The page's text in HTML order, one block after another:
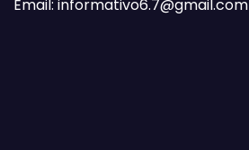
Email: informativo6.7@gmail.com